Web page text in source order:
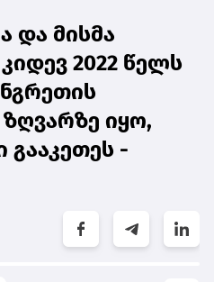
და მისმა
2022 წელს
იყო,
გააკეთეს -